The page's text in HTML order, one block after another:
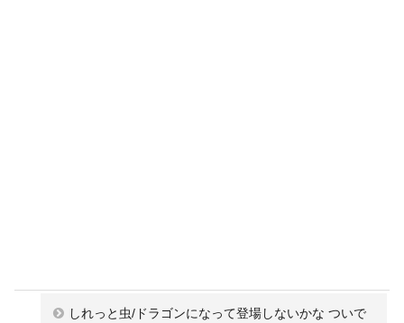
しれっと虫/ドラゴンになって登場しないかな ついで